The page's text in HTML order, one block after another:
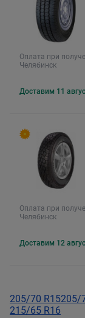
Оплата при
Челябинск
Доставим 11
Оплата при
Челябинск
Доставим 12
205/70 R15205/
215/65 R16